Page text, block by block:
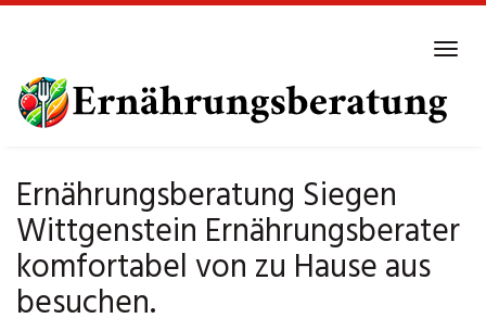
main
content
Ernährungsberatung Siegen
Wittgenstein Ernährungsberater
komfortabel von zu Hause aus
besuchen.